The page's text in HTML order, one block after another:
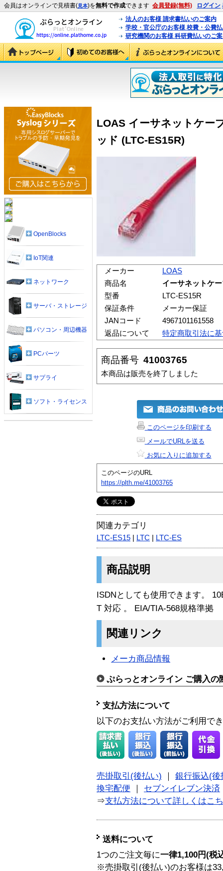
会員はオンラインで見積書(見本)を無料で作成できます 会員登録(無料) ログイン
法人のお客様 請求書払いのご案内
学校・官公庁のお客様 校費・公費
研究機関のお客様 科研費払いのご
LOAS イーサネットケー
ッド (LTC-ES15R)
メーカー
LOAS
商品名
イーサネットケ
型番
LTC-ES15R
保証条件
メーカー保証
JANコード
4967101161558
返品について
特定商取引法に
商品番号 41003765
本商品は販売を終了しました
このページを印刷する
メールでURLを送る
お気に入りに追加する
このページのURL
https://plth.me/41003765
関連カテゴリ
LTC-ES15 LTC LTC-ES
商品説明
ISDNとしても使用できます。
T 対応 。 EIA/TIA-568規格準拠
関連リンク
メーカ商品情報
ぷらっとオンライン ご購入の
支払方法について
以下のお支払い方法がご利用で
売掛取引(後払い)
銀行振込(後
換宅配便
セブンイレブン決済
⇒支払方法について詳しくはこ
送料について
1つのご注文毎に一律1,100円(税
※売掛取引(後払い)のお客様は
OpenBlocks
IoT関連
ネットワーク
サーバ・ストレージ
パソコン・周辺機器
PCパーツ
サプライ
ソフト・ライセンス